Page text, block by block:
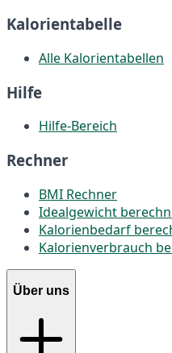
Kalorientabelle
Alle Kalorientabellen
Hilfe
Hilfe-Bereich
Rechner
BMI Rechner
Idealgewicht
Kalorienbedarf
Kalorienverbrauch
Über uns